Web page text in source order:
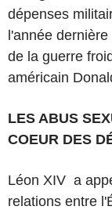
dépenses
l'année
de la guerre
américain
LES ABUS
COEUR DES
Léon XIV a
relations entre